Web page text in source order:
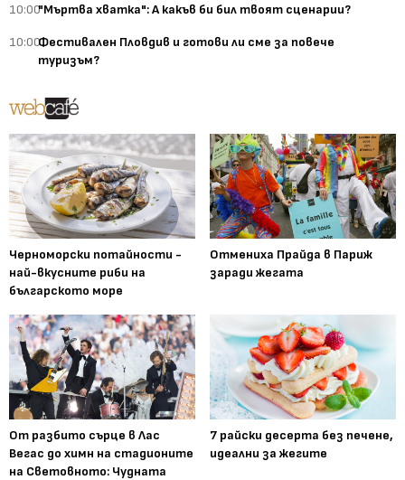
10:00"Мъртва хватка": А какъв би бил твоят сценарии?
10:00Фестивален Пловдив и готови ли сме за повече
туризъм?
Черноморски потайности -
най-вкусните риби на
българското море
Отмениха Прайда в Париж
заради жегата
От разбито сърце в Лас
Вегас до химн на стадионите
на Световното: Чудната
7 райски десерта без печене,
идеални за жегите